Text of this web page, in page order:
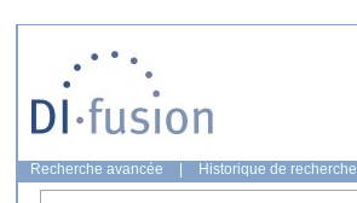
Recherche avancée Historique de recherche